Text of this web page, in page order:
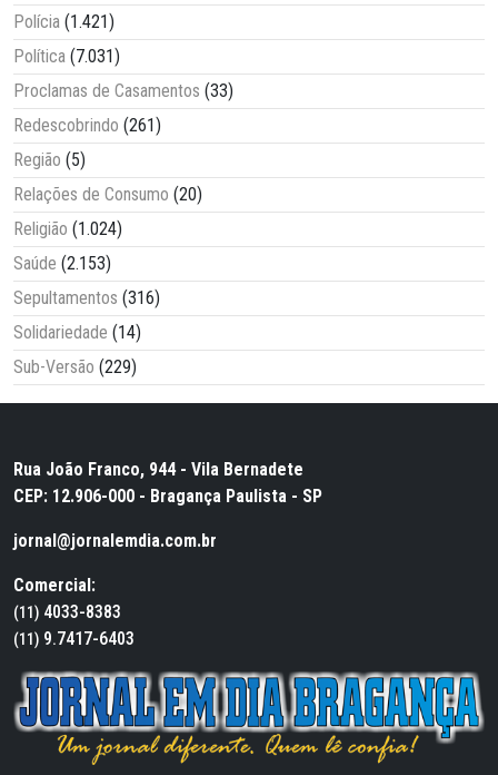
Polícia (1.421)
Política (7.031)
Proclamas de Casamentos (33)
Redescobrindo (261)
Região (5)
Relações de Consumo (20)
Religião (1.024)
Saúde (2.153)
Sepultamentos (316)
Solidariedade (14)
Sub-Versão (229)
Rua João Franco, 944 - Vila Bernadete
CEP: 12.906-000 - Bragança Paulista - SP
jornal@jornalemdia.com.br
Comercial:
(11) 4033-8383
(11) 9.7417-6403